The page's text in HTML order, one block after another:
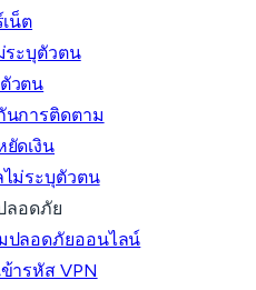
น็ต
ระบุตัวตน
วตน
นการติดตาม
ยัดเงิน
ไม่ระบุตัวตน
ลอดภัย
ปลอดภัยออนไลน์
ข้ารหัส VPN